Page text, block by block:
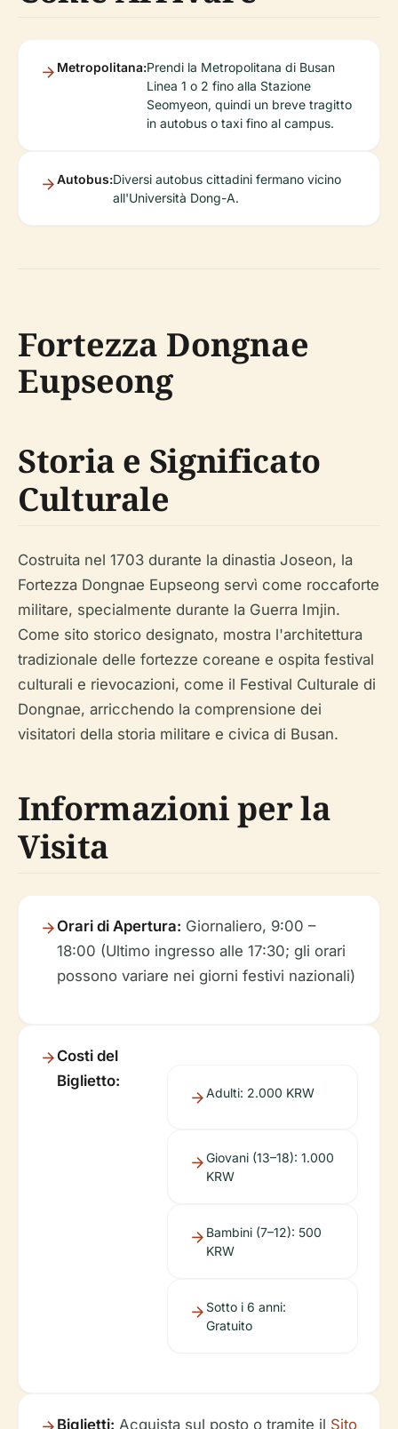
Metropolitana:Prendi la Metropolitana di Busan
Linea 1 o 2 fino alla Stazione
Seomyeon, quindi un breve tragitto
in autobus o taxi fino al campus.
Autobus:Diversi autobus cittadini fermano vicino
all'Università Dong-A.
Fortezza Dongnae
Eupseong
Storia e Significato
Culturale
Costruita nel 1703 durante la dinastia Joseon, la
Fortezza Dongnae Eupseong servì come roccaforte
militare, specialmente durante la Guerra Imjin.
Come sito storico designato, mostra l'architettura
tradizionale delle fortezze coreane e ospita festival
culturali e rievocazioni, come il Festival Culturale di
Dongnae, arricchendo la comprensione dei
visitatori della storia militare e civica di Busan.
Informazioni per la
Visita
Orari di Apertura: Giornaliero, 9:00 –
18:00 (Ultimo ingresso alle 17:30; gli orari
possono variare nei giorni festivi nazionali)
Costi del
Biglietto:
Adulti: 2.000 KRW
Giovani (13–18): 1.000
KRW
Bambini (7–12): 500
KRW
Sotto i 6 anni:
Gratuito
Biglietti: Acquista sul posto o tramite il Sito